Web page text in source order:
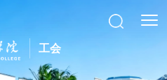
工会